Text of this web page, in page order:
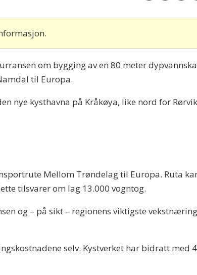
om bygging av en 80 meter
til Europa.
nye kysthavna på Kråkøya, like nord for
Mellom Trøndelag til Europa. Ruta
tilsvarer om lag 13.000 vogntog.
og – på sikt – regionens viktigste
selv. Kystverket har bidratt med